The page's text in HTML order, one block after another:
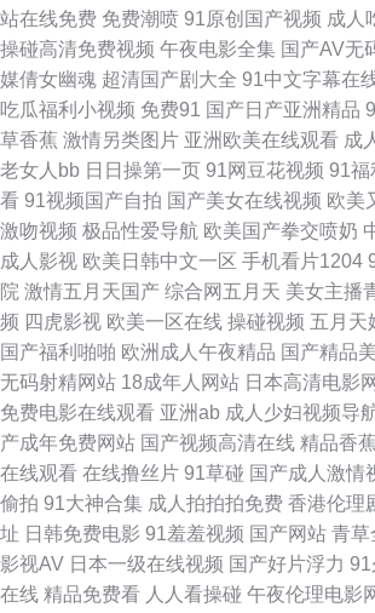
传媒51 青娱乐91伦理 天堂网91 婷婷五月激情五月一
美一区无码蜜桃 午夜免费试看视频P 亚洲美女毛片网
文字幕海角 影音先锋中文字幕无码 亚洲欧美成人
成人av 日韩无码精品久久 天堂一级大片 五月天黄色
久精品费精 综合色色婷婷 91传媒福利色 91Nav免费
亚洲国产日本 91app看片 91超碰在线最新 91大神五
婷婷色情五月成人网 婷婷丁香花一区 色友福利影院
品在线一 91吃瓜黑社 91看片淫片 91社网站免费观看
娱乐首页 91看斤 91看片成人 91国产网址 91大香蕉
撸福利视频 91制片厂无码色情 91夜间福利 av夜福利
站在线免费 免费潮喷 91原创国产视频 成人
操碰高清免费视频 午夜电影全集 国产AV无
媒倩女幽魂 超清国产剧大全 91中文字幕在
吃瓜福利小视频 免费91 国产日产亚洲精品
草香蕉 激情另类图片 亚洲欧美在线观看 成
老女人bb 日日操第一页 91网豆花视频 91福
看 91视频国产自拍 国产美女在线视频 欧美
激吻视频 极品性爱导航 欧美国产拳交喷奶
成人影视 欧美日韩中文一区 手机看片1204
院 激情五月天国产 综合网五月天 美女主播
频 四虎影视 欧美一区在线 操碰视频 五月天
国产福利啪啪 欧洲成人午夜精品 国产精品
无码射精网站 18成年人网站 日本高清电影网
免费电影在线观看 亚洲ab 成人少妇视频导
产成年免费网站 国产视频高清在线 精品香
在线观看 在线撸丝片 91草碰 国产成人激情
偷拍 91大神合集 成人拍拍拍免费 香港伦理
址 日韩免费电影 91羞羞视频 国产网站 青草
影视AV 日本一级在线视频 国产好片浮力 91
在线 精品免费看 人人看操碰 午夜伦理电影